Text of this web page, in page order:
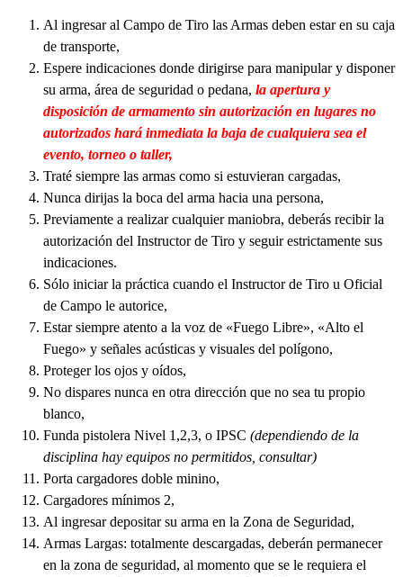
Al ingresar al Campo de Tiro las Armas deben estar en su caja
de transporte,
Espere indicaciones donde dirigirse para manipular y disponer
su arma, área de seguridad o pedana, la apertura y
disposición de armamento sin autorización en lugares no
autorizados hará inmediata la baja de cualquiera sea el
evento, torneo o taller,
Traté siempre las armas como si estuvieran cargadas,
Nunca dirijas la boca del arma hacia una persona,
Previamente a realizar cualquier maniobra, deberás recibir la
autorización del Instructor de Tiro y seguir estrictamente sus
indicaciones.
Sólo iniciar la práctica cuando el Instructor de Tiro u Oficial
de Campo le autorice,
Estar siempre atento a la voz de «Fuego Libre», «Alto el
Fuego» y señales acústicas y visuales del polígono,
Proteger los ojos y oídos,
No dispares nunca en otra dirección que no sea tu propio
blanco,
Funda pistolera Nivel 1,2,3, o IPSC (dependiendo de la
disciplina hay equipos no permitidos, consultar)
Porta cargadores doble minino,
Cargadores mínimos 2,
Al ingresar depositar su arma en la Zona de Seguridad,
Armas Largas: totalmente descargadas, deberán permanecer
en la zona de seguridad, al momento que se le requiera el